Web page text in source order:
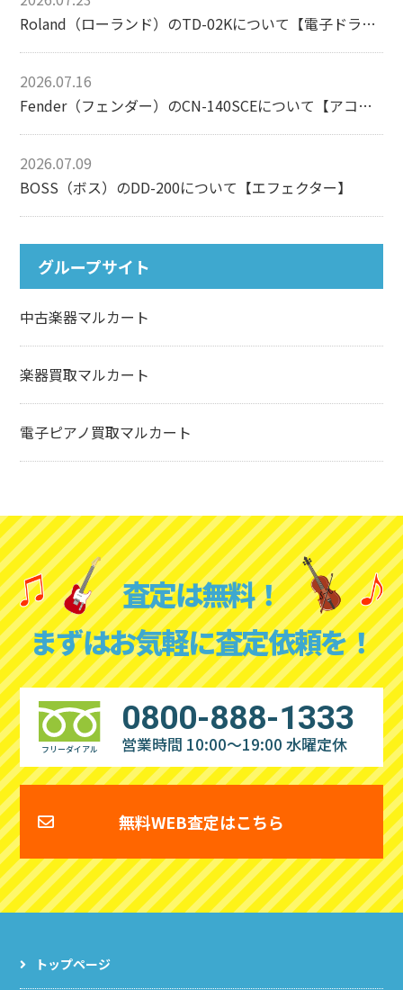
Roland（ローランド）のTD-02Kについて【電子ドラム】
2026.07.16
Fender（フェンダー）のCN-140SCEについて【アコースティックギター】
2026.07.09
BOSS（ボス）のDD-200について【エフェクター】
グループサイト
中古楽器マルカート
楽器買取マルカート
電子ピアノ買取マルカート
査定は無料！
まずはお気軽に査定依頼を！
フリーダイアル
0800-888-1333
営業時間 10:00～19:00 水曜定休
無料WEB査定はこちら
トップページ